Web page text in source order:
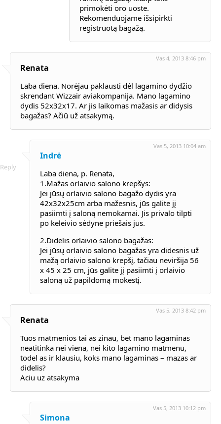
primokėti oro uoste.
Rekomenduojame išsipirkti
registruotą bagažą.
Renata
Vas 4, 2013 8:46 pm
Laba diena. Norėjau paklausti dėl lagamino dydžio
skrendant Wizzair aviakompanija. Mano lagamino
dydis 52x32x17. Ar jis laikomas mažasis ar didysis
bagažas? Ačiū už atsakymą.
Reply
Indrė
Vas 5, 2013 10:04 am
Laba diena, p. Renata,
1.Mažas orlaivio salono krepšys:
Jei jūsų orlaivio salono bagažo dydis yra
42x32x25cm arba mažesnis, jūs galite jį
pasiimti į saloną nemokamai. Jis privalo tilpti
po keleivio sėdyne priešais jus.
2.Didelis orlaivio salono bagažas:
Jei jūsų orlaivio salono bagažas yra didesnis už
mažą orlaivio salono krepšį, tačiau neviršija 56
x 45 x 25 cm, jūs galite jį pasiimti į orlaivio
saloną už papildomą mokestį.
Renata
Vas 5, 2013 8:42 pm
Tuos matmenios tai as zinau, bet mano lagaminas
neatitinka nei viena, nei kito lagamino matmenu,
todel as ir klausiu, koks mano lagaminas – mazas ar
didelis?
Aciu uz atsakyma
Simona
Vas 5, 2013 10:12 pm